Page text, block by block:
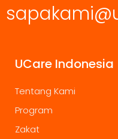
UCare Indonesia
Tentang Kami
Program
Zakat